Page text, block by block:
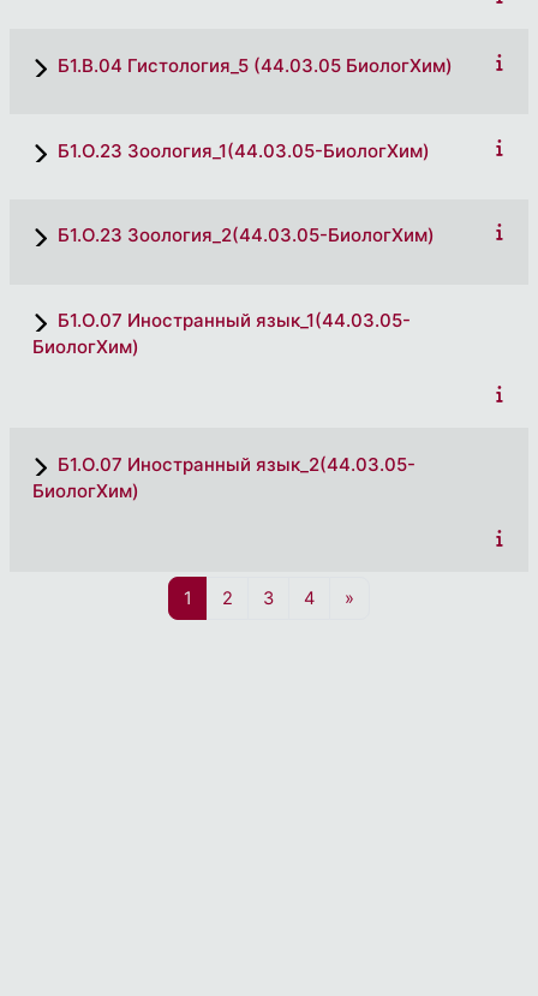
Б1.В.04 Гистология_5 (44.03.05 БиологХим)
Б1.О.23 Зоология_1(44.03.05-БиологХим)
Б1.О.23 Зоология_2(44.03.05-БиологХим)
Б1.О.07 Иностранный язык_1(44.03.05-
БиологХим)
Б1.О.07 Иностранный язык_2(44.03.05-
БиологХим)
1 Страница 1
2 Страница 2
3Страница 3
4Страница 4
»